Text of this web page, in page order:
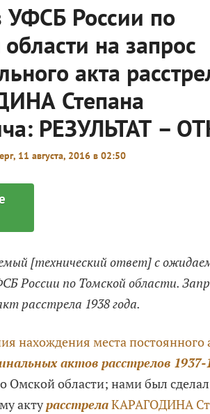
УФСБ России по
на запрос
акта
Степана
РЕЗУЛЬТАТ –
11 августа, 2016 в 02:50
[технический ответ] с
России по Томской области.
расстрела 1938 года.
нахождения места постоянного
актов расстрелов 1937-
Омской области; нами был сделал
актурасстрелаКАРАГОДИНА